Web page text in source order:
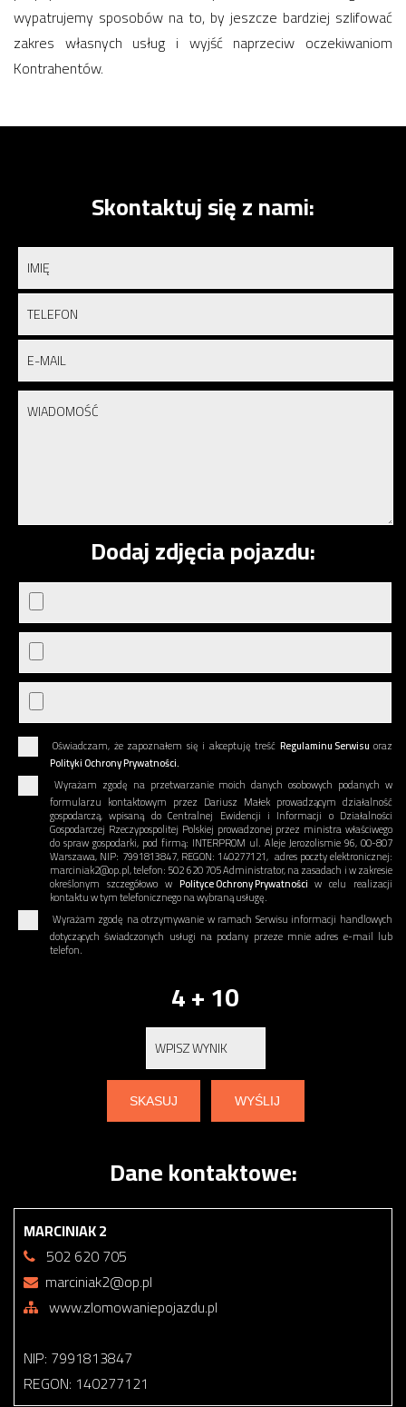
wypatrujemy sposobów na to, by jeszcze bardziej szlifować
zakres własnych usług i wyjść naprzeciw oczekiwaniom
Kontrahentów.
Skontaktuj się z nami:
Dodaj zdjęcia pojazdu:
Oświadczam, że zapoznałem się i akceptuję treść Regulaminu Serwisu oraz
Polityki Ochrony Prywatności.
Wyrażam zgodę na przetwarzanie moich danych osobowych podanych w
formularzu kontaktowym przez Dariusz Małek prowadzącym działalność
gospodarczą, wpisaną do Centralnej Ewidencji i Informacji o Działalności
Gospodarczej Rzeczypospolitej Polskiej prowadzonej przez ministra właściwego
do spraw gospodarki, pod firmą: INTERPROM ul. Aleje Jerozolismie 96, 00-807
Warszawa, NIP: 7991813847, REGON: 140277121, adres poczty elektronicznej:
marciniak2@op.pl, telefon: 502 620 705 Administrator, na zasadach i w zakresie
określonym szczegółowo w Polityce Ochrony Prywatności w celu realizacji
kontaktu w tym telefonicznego na wybraną usługę.
Wyrażam zgodę na otrzymywanie w ramach Serwisu informacji handlowych
dotyczących świadczonych usługi na podany przeze mnie adres e-mail lub
telefon.
4 + 10
Dane kontaktowe:
MARCINIAK 2
502 620 705
marciniak2@op.pl
www.zlomowaniepojazdu.pl
NIP: 7991813847
REGON: 140277121